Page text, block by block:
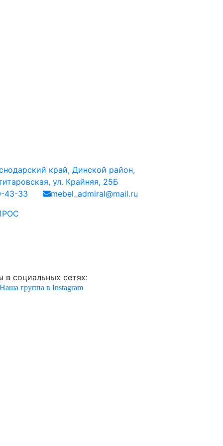
край, Динской район,
ул. Крайняя, 25Б
43-33
mebel_admiral@mail.ru
в социальных сетях:
Наша группа в Instagram